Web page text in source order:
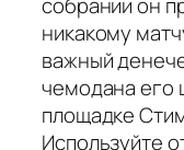
собрании он
никакому
важный
чемодана его
площадке
Используйте